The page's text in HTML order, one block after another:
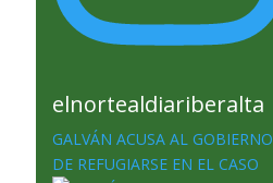
elnortealdiariberalta
GALVÁN ACUSA AL GOBIERNO
DE REFUGIARSE EN EL CASO